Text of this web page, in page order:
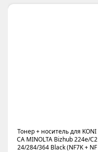
Тонер + носитель для KONI
CA MINOLTA Bizhub 224e/C2
24/284/364 Black (NF7K + NF